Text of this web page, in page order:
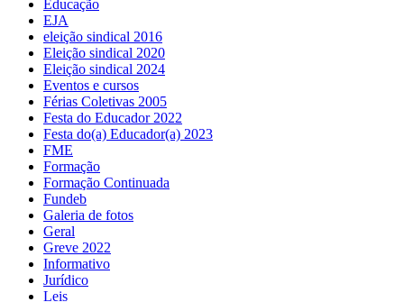
Educação
EJA
eleição sindical 2016
Eleição sindical 2020
Eleição sindical 2024
Eventos e cursos
Férias Coletivas 2005
Festa do Educador 2022
Festa do(a) Educador(a) 2023
FME
Formação
Formação Continuada
Fundeb
Galeria de fotos
Geral
Greve 2022
Informativo
Jurídico
Leis